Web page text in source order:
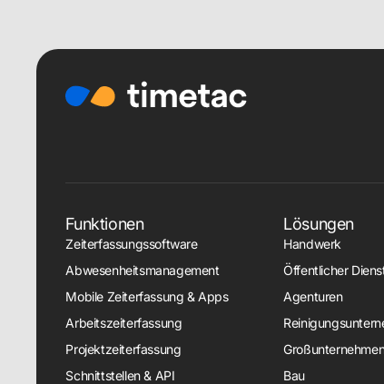
Funktionen
Zeiterfassungssoftware
Abwesenheitsmanagement
Mobile Zeiterfassung & Apps
Arbeitszeiterfassung
Projektzeiterfassung
Schnittstellen & API
Lösungen
Handwerk
Öffentlicher
Agenturen
Bau